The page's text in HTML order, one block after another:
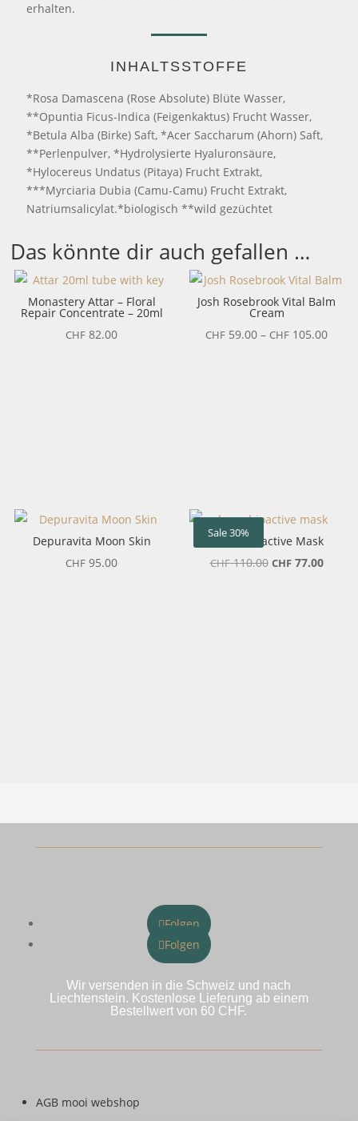
erhalten.
INHALTSSTOFFE
*Rosa Damascena (Rose Absolute) BlüteWasser,
**Opuntia Ficus-Indica (Feigenkaktus) FruchtWasser,
*Betula Alba (Birke) Saft, *Acer Saccharum (Ahorn) Saft,
**Perlenpulver, *Hydrolysierte Hyaluronsäure,
*Hylocereus Undatus (Pitaya) Frucht Extrakt,
***Myrciaria Dubia (Camu-Camu) Frucht Extrakt,
Natriumsalicylat.*biologisch **wild gezüchtet
Das könnte dir auch gefallen …
Monastery Attar – Floral
Repair Concentrate – 20ml
CHF 82.00
Josh Rosebrook Vital Balm
Cream
CHF 59.00 – CHF 105.00
Depuravita Moon Skin
CHF 95.00
Sale 30%
LESSE Bioactive Mask
CHF110.00 Ursprünglicher
CHF77.00
Folgen
Folgen
Wir versenden in die Schweiz und nach
Liechtenstein. Kostenlose Lieferung ab einem
Bestellwert von 60 CHF.
AGB mooi webshop